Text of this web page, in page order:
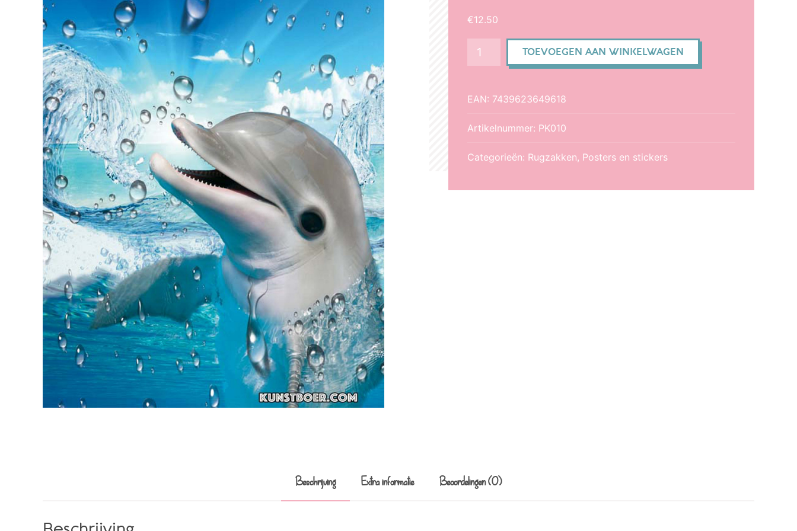
€12.50
Poster
Flipper
TOEVOEGEN AAN WINKELWAGEN
EAN: 7439623649618
Artikelnummer: PK010
Categorieën: Rugzakken, Posters en stickers
Beschrijving Extra informatie Beoordelingen (0)